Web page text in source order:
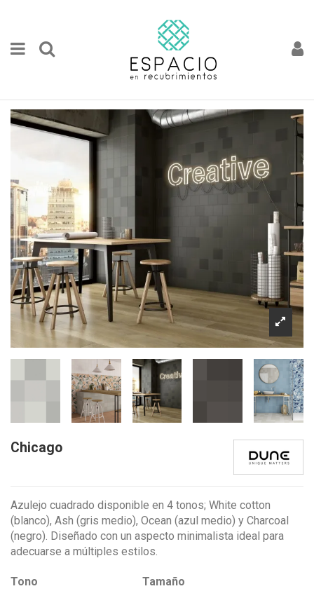
Chicago
Azulejo cuadrado disponible en 4 tonos; White cotton
(blanco), Ash (gris medio), Ocean (azul medio) y Charcoal
(negro). Diseñado con un aspecto minimalista ideal para
adecuarse a múltiples estilos.
Tono
Tamaño